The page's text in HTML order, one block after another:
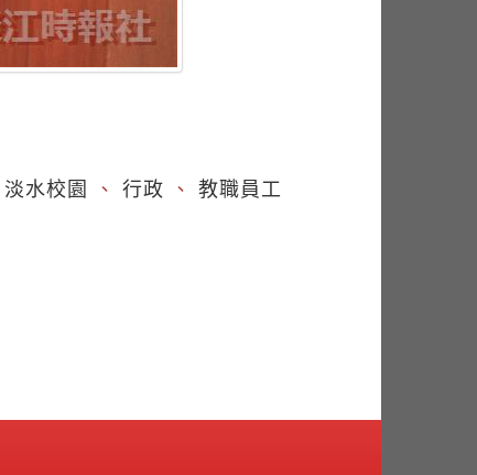
淡水校園 、 行政 、 教職員工